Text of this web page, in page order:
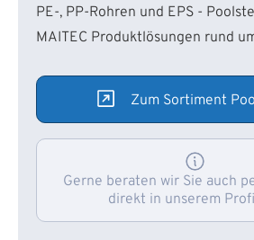
PE-, PP-Rohren und EPS -
MAITEC Produktlösungen rund
Zum Sortiment
Gerne beraten wir Sie auch
direkt in unserem